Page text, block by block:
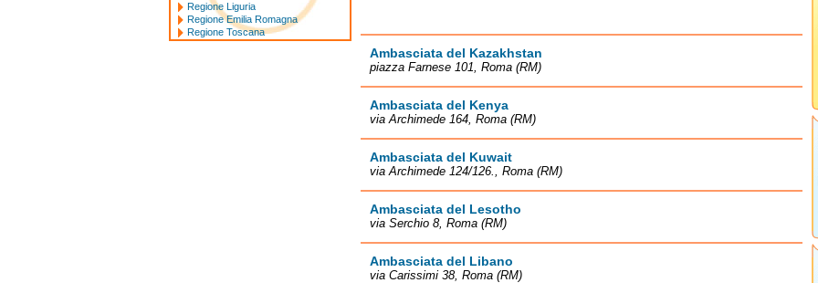
Ambasciata del Kazakhstan
piazza Farnese 101, Roma (RM)
Ambasciata del Kenya
via Archimede 164, Roma (RM)
Ambasciata del Kuwait
via Archimede 124/126., Roma (RM)
Ambasciata del Lesotho
via Serchio 8, Roma (RM)
Ambasciata del Libano
via Carissimi 38, Roma (RM)
Regione Liguria
Regione Emilia Romagna
Regione Toscana